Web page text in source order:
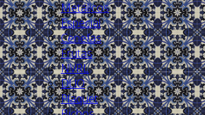
Metálicos
Especial
Cenefas
Frutas
NVRL
DUO
Plaquet